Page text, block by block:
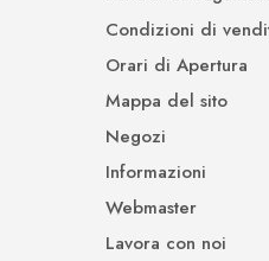
Condizioni di
Orari di Apertura
Mappa del sito
Negozi
Informazioni
Webmaster
Lavora con noi